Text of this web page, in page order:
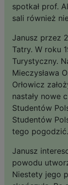
spotkał prof.
sali również
Janusz przez
Tatry. W roku
Turystyczny.
Mieczysława
Orłowicz
nastały nowe
Studentów
Studentów
tego
Janusz
powodu
Niestety jego